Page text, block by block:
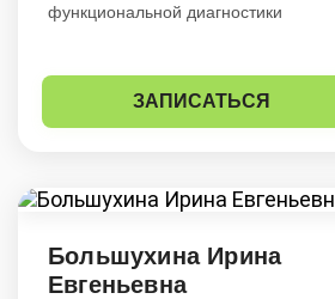
функциональной диагностики
ЗАПИСАТЬСЯ
Большухина Ирина
Евгеньевна